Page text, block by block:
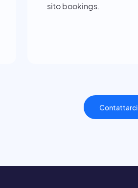
sito bookings.
Contattarci